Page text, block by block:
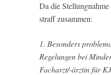
Da die
straff zusammen:
1. Besonders
Regelungen bei
Facharzt/-ärztin für